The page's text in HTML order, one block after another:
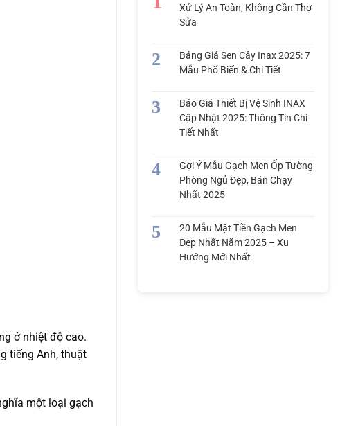
ở nhiệt độ cao.
tiếng Anh, thuật
một loại gạch
Xử Lý An Toàn, Không Cần Thợ
Sửa
Bảng Giá Sen Cây Inax 2025: 7
Mẫu Phổ Biến & Chi Tiết
Báo Giá Thiết Bị Vệ Sinh INAX
Cập Nhật 2025: Thông Tin Chi
Tiết Nhất
Gợi Ý Mẫu Gạch Men Ốp Tường
Phòng Ngủ Đẹp, Bán Chạy
Nhất 2025
20 Mẫu Mặt Tiền Gạch Men
Đẹp Nhất Năm 2025 – Xu
Hướng Mới Nhất